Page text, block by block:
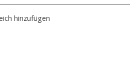
hinzufügen